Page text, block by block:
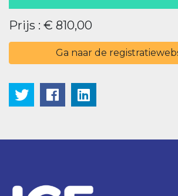
Prijs : € 810,00
Ga naar de